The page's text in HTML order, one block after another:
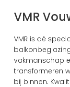
VMR
VMR is dé
vakmanschap
transformeren
bij binnen.